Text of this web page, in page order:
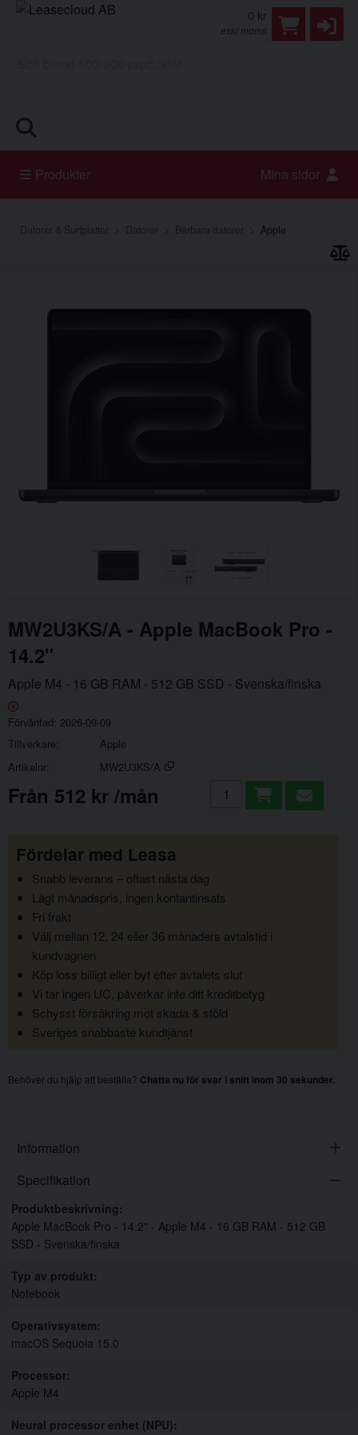
0 kr
exkl moms
Produkter Mina sidor
Datorer & Surfplattor Datorer Bärbara datorer Apple
MW2U3KS/A - Apple MacBook Pro -
14.2"
Apple M4 - 16 GB RAM - 512 GB SSD - Svenska/finska
Förväntad 2026-09-09
Tillverkare
Apple
Artikelnr
MW2U3KS/A
från 512 kr /mån Lägg i kundvagn
Fördelar med Leasa
Snabb leverans – oftast nästa dag
Lågt månadspris, ingen kontantinsats
Fri frakt
Välj mellan 12, 24 eller 36 månaders avtalstid i
kundvagnen
Köp loss billigt eller byt efter avtalets slut
Vi tar ingen UC, påverkar inte ditt kreditbetyg
Schysst försäkring mot skada & stöld
Sveriges snabbaste kundtjänst
Behöver du hjälp att beställa? Chatta nu för svar i snitt inom 30 sekunder.
Information
Specifikation
Specifikation
Produktbeskrivning
Apple MacBook Pro - 14.2" - Apple M4 - 16 GB RAM - 512 GB
SSD - Svenska/finska
Typ av produkt
Notebook
Operativsystem
macOS Sequoia 15.0
Processor
Apple M4
Neural processor enhet (NPU)